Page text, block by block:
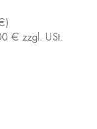
€ zzgl. USt.